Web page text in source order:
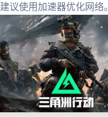
议使用加速器优化网络。